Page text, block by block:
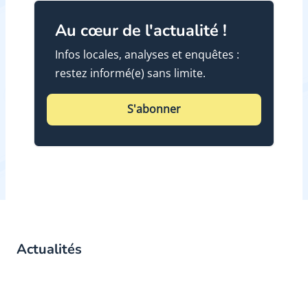
Au cœur de l'actualité !
Infos locales, analyses et enquêtes :
restez informé(e) sans limite.
S'abonner
Actualités